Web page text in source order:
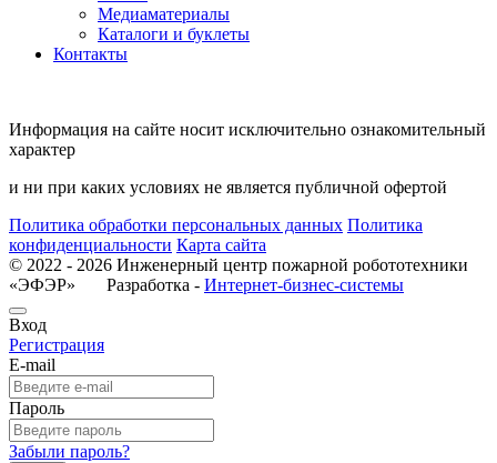
Медиаматериалы
Каталоги и буклеты
Контакты
Информация на сайте носит исключительно ознакомительный
характер
и ни при каких условиях не является публичной офертой
Политика обработки персональных данных Политика
конфиденциальности Карта сайта
© 2022 - 2026 Инженерный центр пожарной робототехники
«ЭФЭР» Разработка - Интернет-бизнес-системы
Вход
Регистрация
E-mail
Пароль
Забыли пароль?